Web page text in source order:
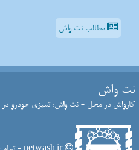
مطالب نت واش
نت واش
کارواش در محل - نت واش: تمیزی خودرو